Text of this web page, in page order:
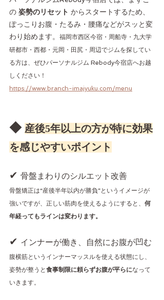
の 姿勢のリセット からスタートするため、
ぽっこりお腹・たるみ・腰痛などがスッと変
わり始めます。 福岡市西区今宿・周船寺・九大学
研都市・西都・元岡・田尻・周辺でジムを探してい
る方は、ぜひパーソナルジム Rebody今宿店へお越
しください！
https://www.branch-imajyuku.com/menu
◆ 産後5年以上の方が特に効果
を感じやすいポイント
✔ 骨盤まわりのシルエット改善
骨盤矯正は“産後半年以内が勝負”というイメージが
強いですが、正しい筋肉を使えるようにすると、 何
年経ってもラインは変わります。
✔ インナーが働き、自然にお腹が凹む
腹横筋というインナーマッスルを使える状態にし、
姿勢が整うと 食事制限に頼らずお腹が平らになって
いきます。